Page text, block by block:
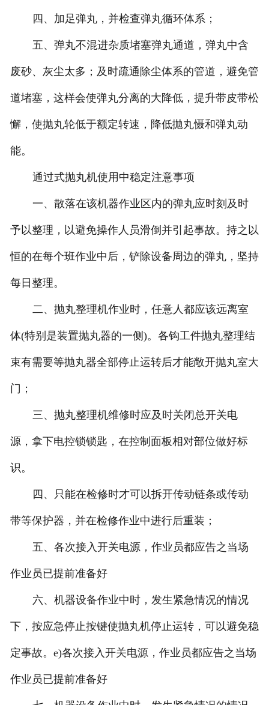
四、加足弹丸，并检查弹丸循环体系；
五、弹丸不混进杂质堵塞弹丸通道，弹丸中含
废砂、灰尘太多；及时疏通除尘体系的管道，避免管
道堵塞，这样会使弹丸分离的大降低，提升带皮带松
懈，使抛丸轮低于额定转速，降低拋丸慑和弹丸动
能。
通过式抛丸机使用中稳定注意事项
一、散落在该机器作业区内的弹丸应时刻及时
予以整理，以避免操作人员滑倒并引起事故。持之以
恒的在每个班作业中后，铲除设备周边的弹丸，坚持
每日整理。
二、抛丸整理机作业时，任意人都应该远离室
体(特别是装置抛丸器的一侧)。各钩工件抛丸整理结
束有需要等抛丸器全部停止运转后才能敞开抛丸室大
门；
三、抛丸整理机维修时应及时关闭总开关电
源，拿下电控锁锁匙，在控制面板相对部位做好标
识。
四、只能在检修时才可以拆开传动链条或传动
带等保护器，并在检修作业中进行后重装；
五、各次接入开关电源，作业员都应告之当场
作业员已提前准备好
六、机器设备作业中时，发生紧急情况的情况
下，按应急停止按键使抛丸机停止运转，可以避免稳
定事故。e)各次接入开关电源，作业员都应告之当场
作业员已提前准备好